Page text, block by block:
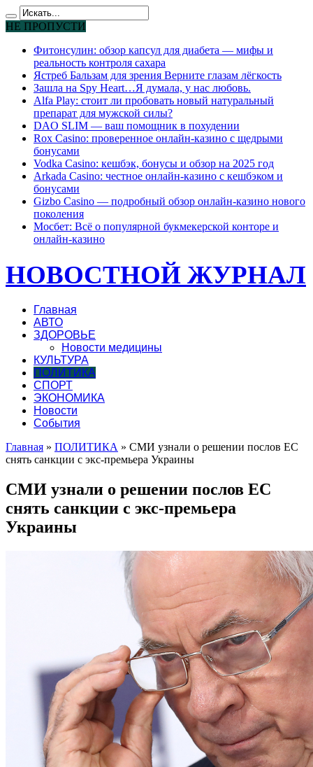
НЕ ПРОПУСТИ
Фитонсулин: обзор капсул для диабета — мифы и
реальность контроля сахара
Ястреб Бальзам для зрения Верните глазам лёгкость
Зашла на Spy Heart…Я думала, у нас любовь.
Alfa Play: стоит ли пробовать новый натуральный
препарат для мужской силы?
DAO SLIM — ваш помощник в похудении
Rox Casino: проверенное онлайн-казино с щедрыми
бонусами
Vodka Casino: кешбэк, бонусы и обзор на 2025 год
Arkada Casino: честное онлайн-казино с кешбэком и
бонусами
Gizbo Casino — подробный обзор онлайн-казино нового
поколения
Мосбет: Всё о популярной букмекерской конторе и
онлайн-казино
НОВОСТНОЙ ЖУРНАЛ
Главная
АВТО
ЗДОРОВЬЕ
Новости медицины
КУЛЬТУРА
ПОЛИТИКА
СПОРТ
ЭКОНОМИКА
Новости
События
Главная » ПОЛИТИКА » СМИ узнали о решении послов ЕС
снять санкции с экс-премьера Украины
СМИ узнали о решении послов ЕС
снять санкции с экс-премьера
Украины